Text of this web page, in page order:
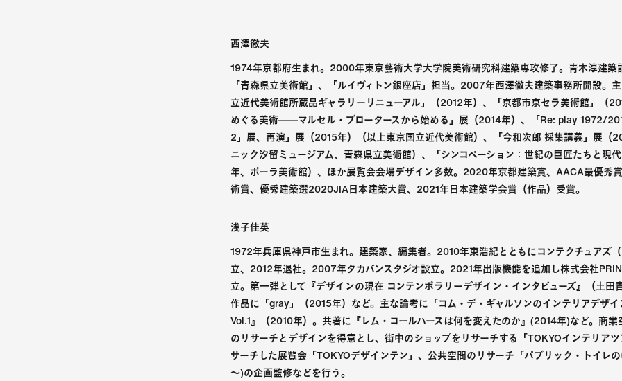
西澤徹夫
1974年京都府生まれ。2000年東京藝術大学大学院美術研究科建築専攻修了。青木淳建築
「青森県立美術館」、「ルイヴィトン銀座店」担当。2007年西澤徹夫建築事務所開設。
立近代美術館所蔵品ギャラリーリニューアル」（2012年）、「京都市京セラ美術館」（
めぐる美術──マルセル・ブロータースから始める」展（2014年）、「Re: play 1972/
2」展、再演」展（2015年）（以上東京国立近代美術館）、「今和次郎 採集講義」展（
ニック汐留ミュージアム、青森県立美術館）、「シンコペーション：世紀の巨匠たちと現
年、ポーラ美術館）、ほか展覧会会場デザイン多数。2020年京都建築賞、AACA最優秀
術賞、優秀建築選2020JIA日本建築大賞、2021年日本建築学会賞（作品）受賞。
浅子佳英
1972年兵庫県神戸市生まれ。建築家、編集者。2010年東浩紀とともにコンテクチュアズ
立、2012年退社。2007年タカバンスタジオ設立。2021年出版機能を追加し株式会社
立。第一弾として『デザインの現在 コンテンポラリーデザイン・インタビューズ』（土田
作品に「gray」（2015年）など。主な論考に「コム・デ・ギャルソンのインテリアデザ
Vol.1』（2010年）。共著に『レム・コールハースは何を変えたのか』(2014年)など。商
のリサーチとデザインを得意とし、街中のショップをリサーチする「TOKYOインテリア
サーチした展覧会「TOKYOデザインテン」、公共空間のリサーチ「パブリック・トイレ
～)の企画監修などを行う。